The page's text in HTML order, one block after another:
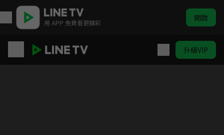
用 APP 免費看更精彩 開啟
升級VIP